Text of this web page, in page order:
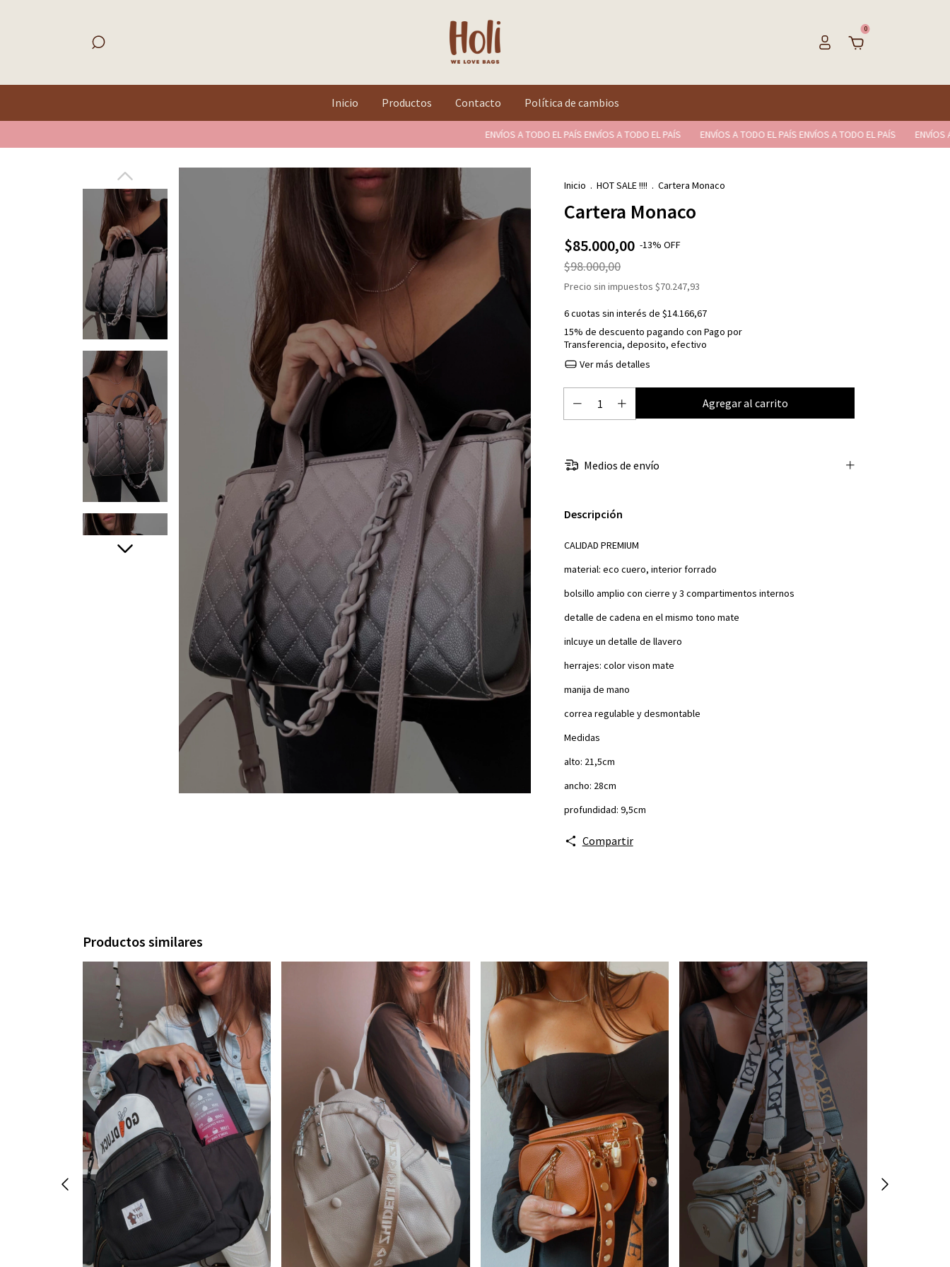
0
Inicio Productos Contacto Política de cambios
ENVÍOS A TODO EL PAÍS ENVÍOS A TODO EL PAÍS ENVÍOS A TODO EL PAÍS ENVÍOS A TODO EL PAÍS ENVÍOS A
Inicio . HOT SALE !!!! . Cartera Monaco
Cartera Monaco
$85.000,00 -13% OFF
$98.000,00
Precio sin impuestos $70.247,93
6cuotas sin interés de $14.166,67
15% de descuento pagando con Pago por
Transferencia, deposito, efectivo
Ver más detalles
Medios de envío
Descripción
CALIDAD PREMIUM
material: eco cuero, interior forrado
bolsillo amplio con cierre y 3 compartimentos internos
detalle de cadena en el mismo tono mate
inlcuye un detalle de llavero
herrajes: color vison mate
manija de mano
correa regulable y desmontable
Medidas
alto: 21,5cm
ancho: 28cm
profundidad: 9,5cm
Compartir
Productos similares